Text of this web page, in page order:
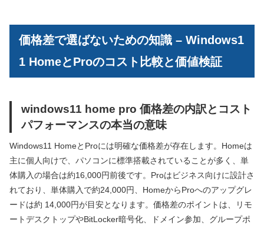
価格差で選ばないための知識 – Windows1
1 HomeとProのコスト比較と価値検証
windows11 home pro 価格差の内訳とコスト
パフォーマンスの本当の意味
Windows11 HomeとProには明確な価格差が存在します。Homeは
主に個人向けで、パソコンに標準搭載されていることが多く、単
体購入の場合は約16,000円前後です。Proはビジネス向けに設計さ
れており、単体購入で約24,000円、HomeからProへのアップグレ
ードは約 14,000円が目安となります。価格差のポイントは、リモ
ートデスクトップやBitLocker暗号化、ドメイン参加、グループポ